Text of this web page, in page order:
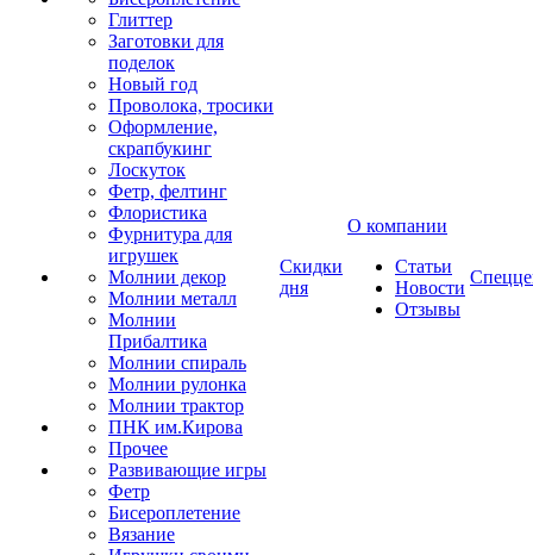
Глиттер
Заготовки для
поделок
Новый год
Проволока, тросики
Оформление,
скрапбукинг
Лоскуток
Фетр, фелтинг
Флористика
Фурнитура для
игрушек
Молнии декор
Молнии металл
Молнии
Прибалтика
Молнии спираль
Молнии рулонка
Молнии трактор
ПНК им.Кирова
Прочее
Развивающие игры
Фетр
Бисероплетение
Вязание
Скидки
дня
О компании
Статьи
Новости
Отзывы